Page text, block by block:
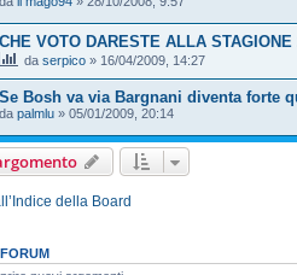
CHE VOTO DARESTE ALLA
da serpico » 16/04/2009, 14:27
Se Bosh va via Bargnani diventa forte
da palmlu » 05/01/2009, 20:14
della Board